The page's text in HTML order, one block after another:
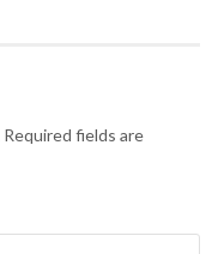
Required fields are